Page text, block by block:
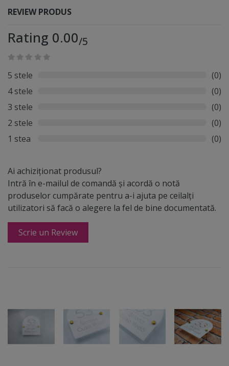
acordați un timp de producție de până la 24-48 de ore
de la stabilirea designului și până când produsul unic să
ajungă în posesia dumneavoastră. Deoarece este un
produs personalizat, plata pentru aceste produse se
poate face exclusiv cu cardul, la finalizarea comezii.
pentru stabilirea graficii iar ulterior veți primi o
simulare grafică. Comanda se printează și procesează
după ce avem acordul de tipar de la dumneavoastră.
REVIEW PRODUS
Rating 0.00/5
5 stele
(0)
4 stele
(0)
3 stele
(0)
2 stele
(0)
1 stea
(0)
Ai achiziționat produsul?
Intră în e-mailul de comandă și acordă o notă
produselor cumpărate pentru a-i ajuta pe ceilalți
utilizatori să facă o alegere la fel de bine documentată.
Scrie un Review